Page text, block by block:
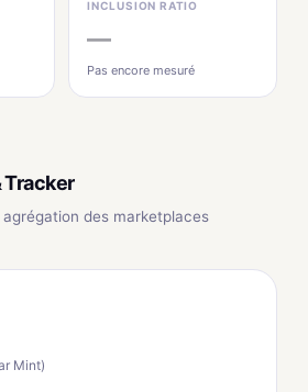
INCLUSION RATIO
—
Pas encore mesuré
Tracker
des marketplaces
Mint)